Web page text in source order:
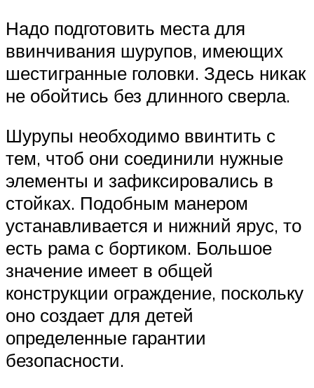
Надо подготовить места для
ввинчивания шурупов, имеющих
шестигранные головки. Здесь никак
не обойтись без длинного сверла.
Шурупы необходимо ввинтить с
тем, чтоб они соединили нужные
элементы и зафиксировались в
стойках. Подобным манером
устанавливается и нижний ярус, то
есть рама с бортиком. Большое
значение имеет в общей
конструкции ограждение, поскольку
оно создает для детей
определенные гарантии
безопасности.